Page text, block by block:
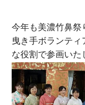
今年も美濃竹鼻
曳き手ボランテ
な役割で参画いた